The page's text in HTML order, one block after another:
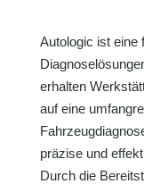
Autologic ist eine
erhalten
auf eine
präzise und
Durch die